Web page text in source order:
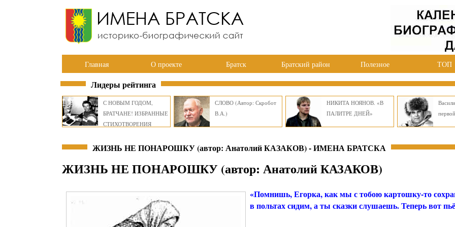
Главная О проекте Братск Братский район Полезное ТОП
Лидеры рейтинга
С НОВЫМ ГОДОМ,
БРАТЧАНЕ! ИЗБРАННЫЕ
СТИХОТВОРЕНИЯ
СЛОВО (Автор: Скробот
В.А.)
НИКИТА НОЯНОВ. «В
ПАЛИТРЕ ДНЕЙ»
ЖИЗНЬ НЕ ПОНАРОШКУ (автор: Анатолий КАЗАКОВ) - ИМЕНА БРАТСКА
ЖИЗНЬ НЕ ПОНАРОШКУ (автор: Анатолий КАЗАКОВ)
«Помнишь, Егорка, как мы с тобою картошку-то
в польтах сидим, а ты сказки слушаешь. Теперь вот